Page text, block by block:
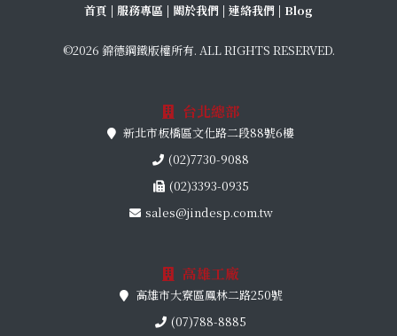
首頁 | 服務專區 | 關於我們 | 連絡我們 | Blog
©2026 錦德鋼鐵版權所有. ALL RIGHTS RESERVED.
台北總部
新北市板橋區文化路二段88號6樓
(02)7730-9088
(02)3393-0935
sales@jindesp.com.tw
高雄工廠
高雄市大寮區鳳林二路250號
(07)788-8885